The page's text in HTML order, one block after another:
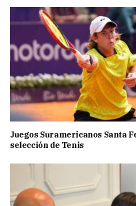
Juegos Suramericanos Santa
selección de Tenis